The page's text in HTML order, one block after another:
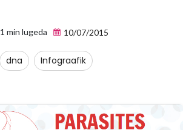
1 min lugeda 10/07/2015
dna Infograafik